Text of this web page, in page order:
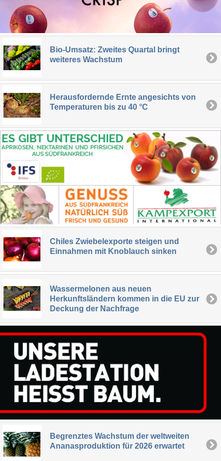
Bio-Umsatz: Zweites Quartal bringt
weiteres Wachstum
Herausfordernde Ernte angesichts von
Temperaturen bis zu 40 °C
Chiles Zwiebelexporte steigen und
Einnahmen mit Knoblauch sinken
Wassermelonen aus neuen
Herkunftsländern kommen in die EU zur
Deckung der Nachfrage
Begrenztes Wachstum der weltweiten
Ananasproduktion für 2026 erwartet